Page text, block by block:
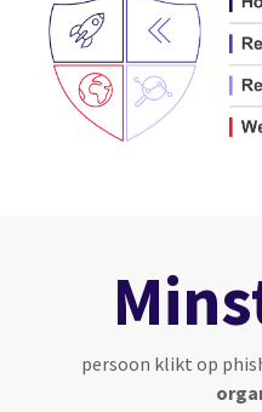
persoon klikt op